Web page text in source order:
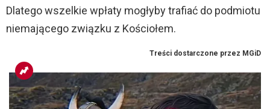
Dlatego wszelkie wpłaty mogłyby trafiać do podmiotu
niemającego związku z Kościołem.